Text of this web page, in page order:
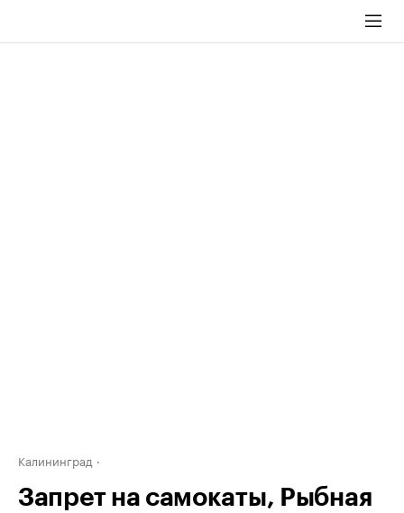
Калининград
Запрет на самокаты, Рыбная